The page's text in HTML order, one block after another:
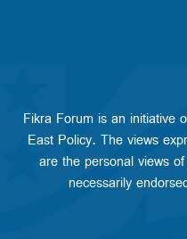
Fikra Forum is an initiative
East Policy. The views
are the personal views
necessarily